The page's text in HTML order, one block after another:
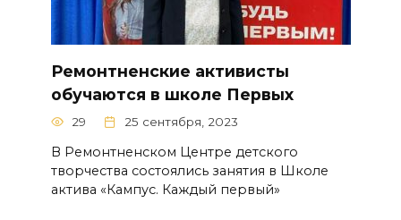
Ремонтненские активисты
обучаются в школе Первых
29 25 сентября, 2023
В Ремонтненском Центре детского
творчества состоялись занятия в Школе
актива «Кампус. Каждый первый»